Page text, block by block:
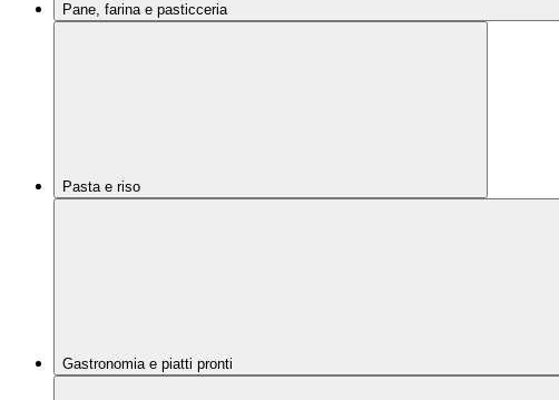
Pane, farina e pasticceria
Pasta e riso
Gastronomia e piatti pronti